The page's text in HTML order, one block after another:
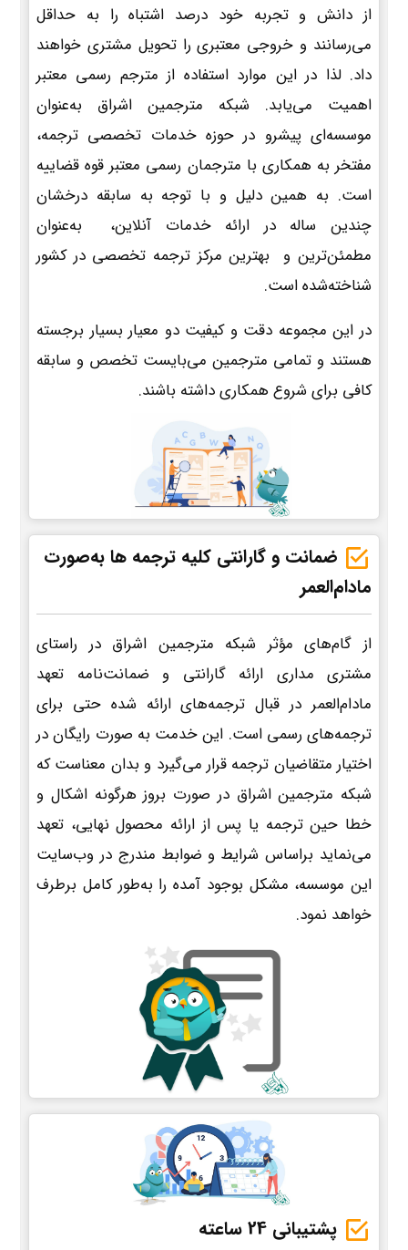
از دانش و تجربه خود درصد اشتباه را به حداقل
می‌رسانند و خروجی معتبری را تحویل مشتری خواهند
داد. لذا در این موارد استفاده از مترجم رسمی معتبر
اهمیت می‌یابد. شبکه مترجمین اشراق به‌عنوان
موسسه‌ای پیشرو در حوزه خدمات تخصصی ترجمه،
مفتخر به همکاری با مترجمان رسمی معتبر قوه قضاییه
است. به همین دلیل و با توجه به سابقه درخشان
چندین ساله در ارائه خدمات آنلاین، به‌عنوان
مطمئن‌ترین و بهترین مرکز ترجمه تخصصی در کشور
شناخته‌شده است.
در این مجموعه دقت و کیفیت دو معیار بسیار برجسته
هستند و تمامی مترجمین می‌بایست تخصص و سابقه
کافی برای شروع همکاری داشته باشند.
ضمانت و گارانتی کلیه ترجمه ها به‌صورت
مادام‌العمر
از گام‌های مؤثر شبکه مترجمین اشراق در راستای
مشتری مداری ارائه گارانتی و ضمانت‌نامه تعهد
مادام‌العمر در قبال ترجمه‌های ارائه شده حتی برای
ترجمه‌های رسمی است. این خدمت به صورت رایگان در
اختیار متقاضیان ترجمه قرار می‌گیرد و بدان معناست که
شبکه مترجمین اشراق در صورت بروز هرگونه اشکال و
خطا حین ترجمه یا پس از ارائه محصول نهایی، تعهد
می‌نماید براساس شرایط و ضوابط مندرج در وب‌سایت
این موسسه، مشکل بوجود آمده را به‌طور کامل برطرف
خواهد نمود.
پشتیبانی 24 ساعته